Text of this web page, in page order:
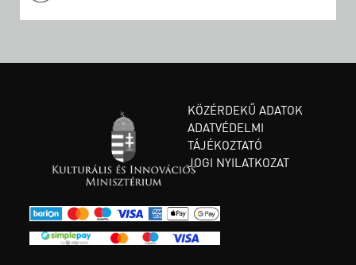
KÖZÉRDEKŰ ADATOK
ADATVÉDELMI
TÁJÉKOZTATÓ
JOGI NYILATKOZAT